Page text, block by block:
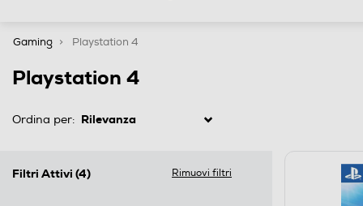
Gaming Playstation 4
Playstation 4
Ordina per:
Filtri Attivi (4) Rimuovi filtri